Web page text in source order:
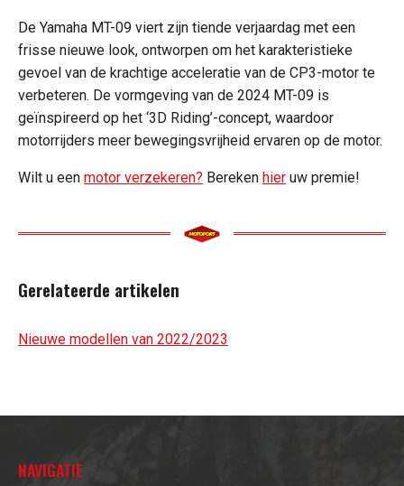
De Yamaha MT-09 viert zijn tiende verjaardag met een
frisse nieuwe look, ontworpen om het karakteristieke
gevoel van de krachtige acceleratie van de CP3-motor te
verbeteren. De vormgeving van de 2024 MT-09 is
geïnspireerd op het ‘3D Riding’-concept, waardoor
motorrijders meer bewegingsvrijheid ervaren op de motor.
Wilt u een motor verzekeren? Bereken hier uw premie!
Gerelateerde artikelen
Nieuwe modellen van 2022/2023
NAVIGATIE